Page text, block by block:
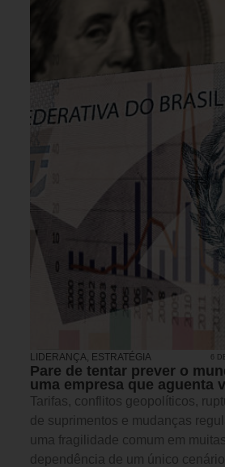
LIDERANÇA, ESTRATÉGIA 6
Pare de tentar prever o
uma empresa que aguenta
Tarifas, conflitos geopolíticos,
de suprimentos e mudanças
uma fragilidade comum em
dependência de um único